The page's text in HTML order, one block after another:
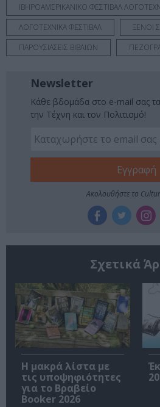
ΙΒΗΡΟΑΜΕΡΙΚΑΝΙΚΟ ΦΕΣΤΙΒΑΛ
ΛΟΓΟΤΕΧΝΙΚΑ ΦΕΣΤΙΒΑΛ
ΞΕΝΟΙ
ΠΑΡΟΥΣΙΑΣΕΙΣ ΒΙΒΛΙΩΝ
Newsletter
Κάθε βδομάδα στο e-mail σας τα
την Τέχνη και τον Πολιτισμό!
Ακολουθήστε το
Σχετικά
Η μακρά λίστα με
τις υποψηφιότητες
για το Βραβείο
Booker 2026